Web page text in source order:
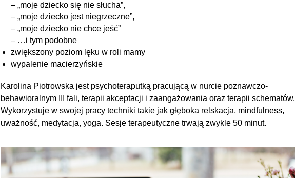
– „moje dziecko się nie słucha”,
– „moje dziecko jest niegrzeczne”,
– „moje dziecko nie chce jeść”
– …i tym podobne
zwiększony poziom lęku w roli mamy
wypalenie macierzyńskie
Karolina Piotrowska jest psychoteraputką pracującą w nurcie poznawczo-
behawioralnym III fali, terapii akceptacji i zaangażowania oraz terapii schematów.
Wykorzystuje w swojej pracy techniki takie jak głęboka relskacja, mindfulness,
uważność, medytacja, yoga. Sesje terapeutyczne trwają zwykle 50 minut.